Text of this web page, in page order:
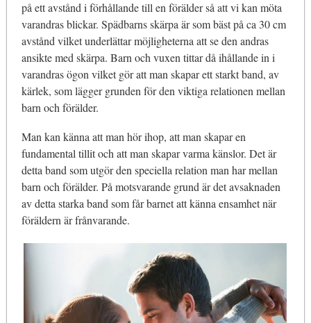
på ett avstånd i förhållande till en förälder så att vi kan möta
varandras blickar. Spädbarns skärpa är som bäst på ca 30 cm
avstånd vilket underlättar möjligheterna att se den andras
ansikte med skärpa. Barn och vuxen tittar då ihållande in i
varandras ögon vilket gör att man skapar ett starkt band, av
kärlek, som lägger grunden för den viktiga relationen mellan
barn och förälder.
Man kan känna att man hör ihop, att man skapar en
fundamental tillit och att man skapar varma känslor. Det är
detta band som utgör den speciella relation man har mellan
barn och förälder. På motsvarande grund är det avsaknaden
av detta starka band som får barnet att känna ensamhet när
föräldern är frånvarande.